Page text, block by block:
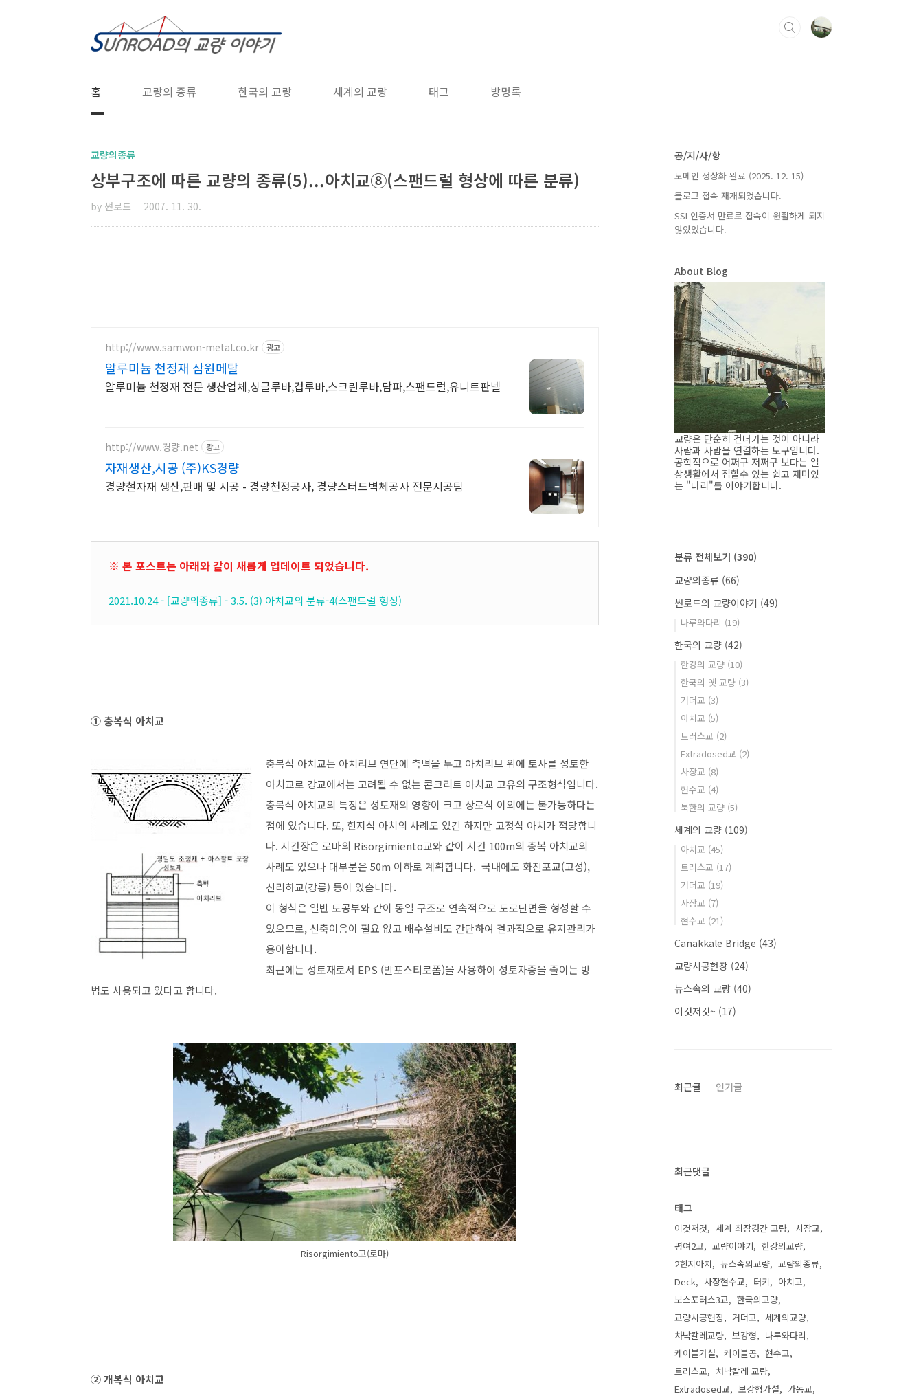
홈 교량의 종류 한국의 교량 세계의 교량 태그 방명록
교량의종류
상부구조에 따른 교량의 종류(5)...아치교⑧(스팬드럴 형상에 따른 분류)
by 썬로드 2007. 11. 30.
http://www.samwon-metal.co.kr 광고
알루미늄 천정재 삼원메탈
알루미늄 천정재 전문 생산업체,싱글루바,겹루바,스크린루바,담파,스팬드럴,유니트판넬
http://www.경량.net 광고
자재생산,시공 (주)KS경량
경량철자재 생산,판매 및 시공 - 경량천정공사, 경량스터드벽체공사 전문시공팀
※ 본 포스트는 아래와 같이 새롭게 업데이트 되었습니다.
2021.10.24 - [교량의종류] - 3.5. (3) 아치교의 분류-4(스팬드럴 형상)
① 충복식 아치교
충복식 아치교는 아치리브 연단에 측벽을 두고 아치리브 위에 토사를 성토한
아치교로 강교에서는 고려될 수 없는 콘크리트 아치교 고유의 구조형식입니다.
충복식 아치교의 특징은 성토재의 영향이 크고 상로식 이외에는 불가능하다는
점에 있습니다. 또, 힌지식 아치의 사례도 있긴 하지만 고정식 아치가 적당합니
다. 지간장은 로마의 Risorgimiento교와 같이 지간 100m의 충복 아치교의
사례도 있으나 대부분은 50m 이하로 계획합니다. 국내에도 화진포교(고성),
신리하교(강릉) 등이 있습니다.
이 형식은 일반 토공부와 같이 동일 구조로 연속적으로 도로단면을 형성할 수
있으므로, 신축이음이 필요 없고 배수설비도 간단하여 결과적으로 유지관리가
용이합니다.
최근에는 성토재로서 EPS (발포스티로폼)을 사용하여 성토자중을 줄이는 방
법도 사용되고 있다고 합니다.
Risorgimiento교(로마)
② 개복식 아치교
공/지/사/항
도메인 정상화 완료 (2025. 12. 15)
블로그 접속 재개되었습니다.
SSL인증서 만료로 접속이 원활하게 되지
않았었습니다.
About Blog
교량은 단순히 건너가는 것이 아니라
사람과 사람을 연결하는 도구입니다.
공학적으로 어쩌구 저쩌구 보다는 일
상생활에서 접할수 있는 쉽고 재미있
는 "다리"를 이야기합니다.
분류 전체보기 (390)
교량의종류 (66)
썬로드의 교량이야기 (49)
나루와다리 (19)
한국의 교량 (42)
한강의 교량 (10)
한국의 옛 교량 (3)
거더교 (3)
아치교 (5)
트러스교 (2)
Extradosed교 (2)
사장교 (8)
현수교 (4)
북한의 교량 (5)
세계의 교량 (109)
아치교 (45)
트러스교 (17)
거더교 (19)
사장교 (7)
현수교 (21)
Canakkale Bridge (43)
교량시공현장 (24)
뉴스속의 교량 (40)
이것저것~ (17)
최근글 인기글
최근댓글
태그
이것저것 세계 최장경간 교량
사장교
평여2교
교량이야기
한강의교량
2힌지아치
뉴스속의교량
교량의종류
Deck
사장현수교 터키
아치교
보스포러스3교
한국의교량
교량시공현장
거더교
세계의교량
차낙칼레교량
보강형
나루와다리
케이블가설
케이블공
현수교
트러스교
차낙칼레 교량
Extradosed교
보강형가설
가동교